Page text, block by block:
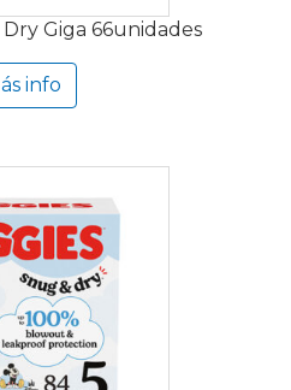
Giga 66unidades
info